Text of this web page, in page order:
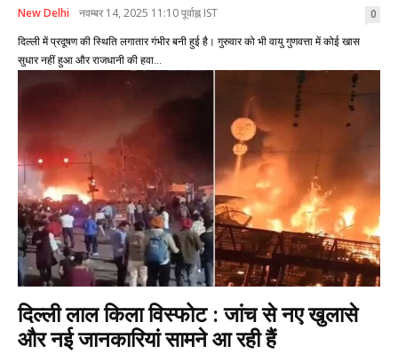
New Delhi नवम्बर 14, 2025 11:10 पूर्वाह्न IST 0
दिल्ली में प्रदूषण की स्थिति लगातार गंभीर बनी हुई है। गुरुवार को भी वायु गुणवत्ता में कोई खास
सुधार नहीं हुआ और राजधानी की हवा...
दिल्ली लाल किला विस्फोट : जांच से नए खुलासे
और नई जानकारियां सामने आ रही हैं